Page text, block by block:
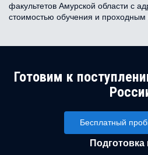
факультетов Амурской области с
стоимостью обучения и проходным
Готовим к
Бесплатный
Подготовка